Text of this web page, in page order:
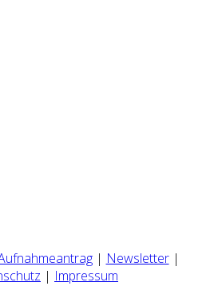
| Newsletter|
| Impressum